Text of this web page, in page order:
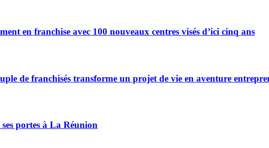
en franchise avec 100 nouveaux centres visés d’ici cinq ans
de franchisés transforme un projet de vie en aventure
portes à La Réunion